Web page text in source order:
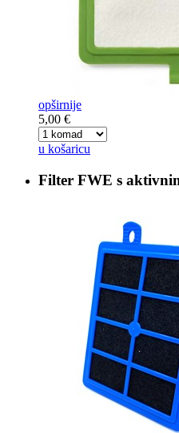
opširnije
5,00 €
u košaricu
Filter FWE s